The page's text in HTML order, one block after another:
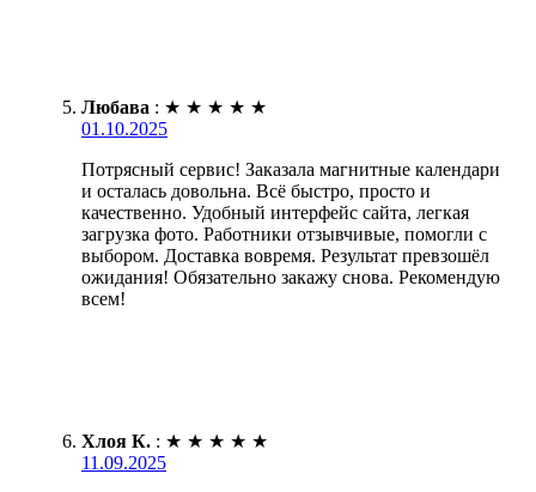
Любава : ★ ★ ★ ★ ★
01.10.2025
Потрясный сервис! Заказала магнитные календари
и осталась довольна. Всё быстро, просто и
качественно. Удобный интерфейс сайта, легкая
загрузка фото. Работники отзывчивые, помогли с
выбором. Доставка вовремя. Результат превзошёл
ожидания! Обязательно закажу снова. Рекомендую
всем!
Хлоя К. : ★ ★ ★ ★ ★
11.09.2025